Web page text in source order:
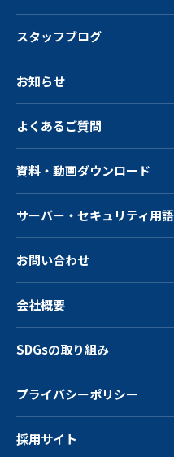
スタッフブログ
お知らせ
よくあるご質問
資料・動画ダウンロード
サーバー・ セキュリティ用
お問い合わせ
会社概要
SDGsの取り組み
プライバシーポリシー
採用サイト